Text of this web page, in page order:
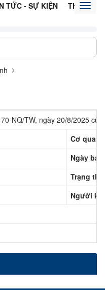
TỨC - SỰ KIỆN THÔNG
NQ/TW, ngày 20/8/2025
Cơ quan
Ngày
Trạng thái
Người ký